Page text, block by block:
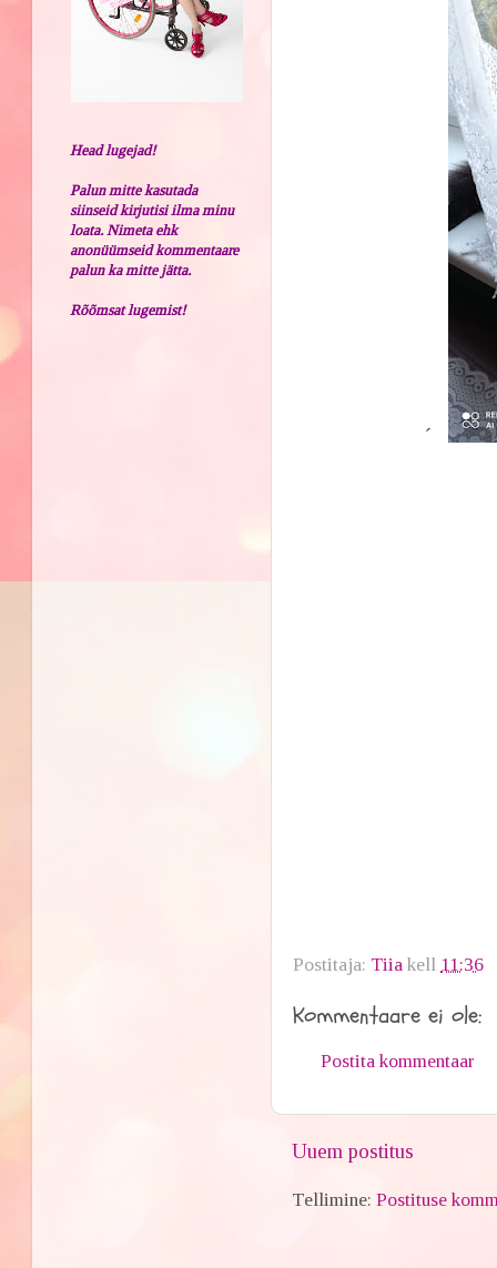
´
Postitaja: Tiia kell 11:36
Kommentaare ei ole:
Postita kommentaar
Uuem postitus
Tellimine:Postituse
Head lugejad!
Palun mitte kasutada
siinseid kirjutisi ilma minu
loata. Nimeta ehk
anonüümseid kommentaare
palun ka mitte jätta.
Rõõmsat lugemist!